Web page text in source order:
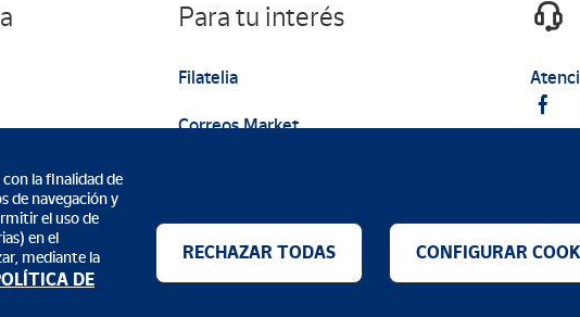
Para tu interés
Filatelia
Correos Market
la finalidad de
de navegación y
el uso de
en el
mediante la
DE
RECHAZAR TODAS CONFIGURAR